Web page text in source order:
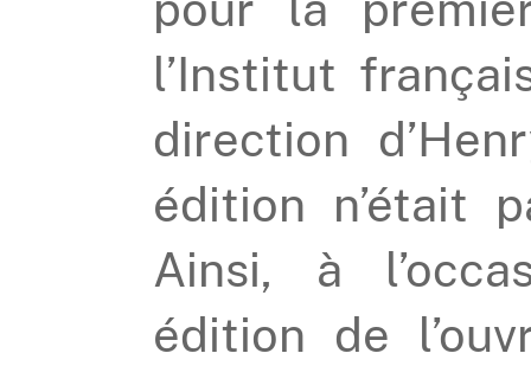
l’Institut
direction
édition n’était
Ainsi, à
édition de